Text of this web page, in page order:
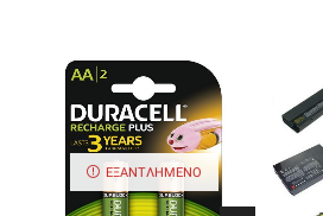
ΕΞΑΝΤΛΗΜΈΝΟ